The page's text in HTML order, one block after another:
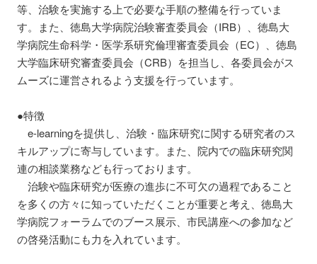
等、治験を実施する上で必要な手順の整備を行っていま
す。また、徳島大学病院治験審査委員会（IRB）、徳島大
学病院生命科学・医学系研究倫理審査委員会（EC）、徳島
大学臨床研究審査委員会（CRB）を担当し、各委員会がス
ムーズに運営されるよう支援を行っています。
●特徴
e-learningを提供し、治験・臨床研究に関する研究者のス
キルアップに寄与しています。また、院内での臨床研究関
連の相談業務なども行っております。
治験や臨床研究が医療の進歩に不可欠の過程であること
を多くの方々に知っていただくことが重要と考え、徳島大
学病院フォーラムでのブース展示、市民講座への参加など
の啓発活動にも力を入れています。